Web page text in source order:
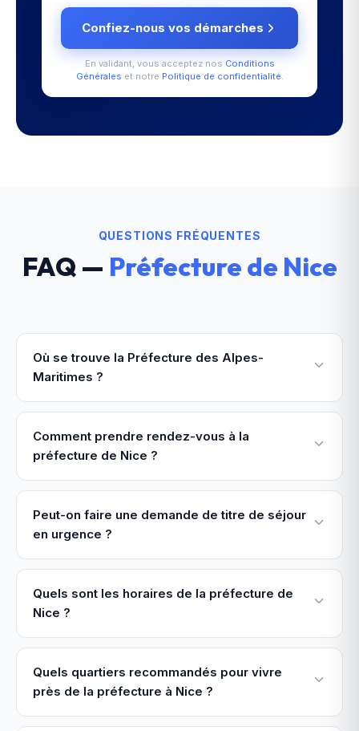
Confiez-nous vos démarches
En validant, vous acceptez nos Conditions
Générales et notre Politique de confidentialité.
QUESTIONS FRÉQUENTES
FAQ — Préfecture de Nice
Où se trouve la Préfecture des Alpes-
Maritimes ?
Comment prendre rendez-vous à la
préfecture de Nice ?
Peut-on faire une demande de titre de séjour
en urgence ?
Quels sont les horaires de la préfecture de
Nice ?
Quels quartiers recommandés pour vivre
près de la préfecture à Nice ?